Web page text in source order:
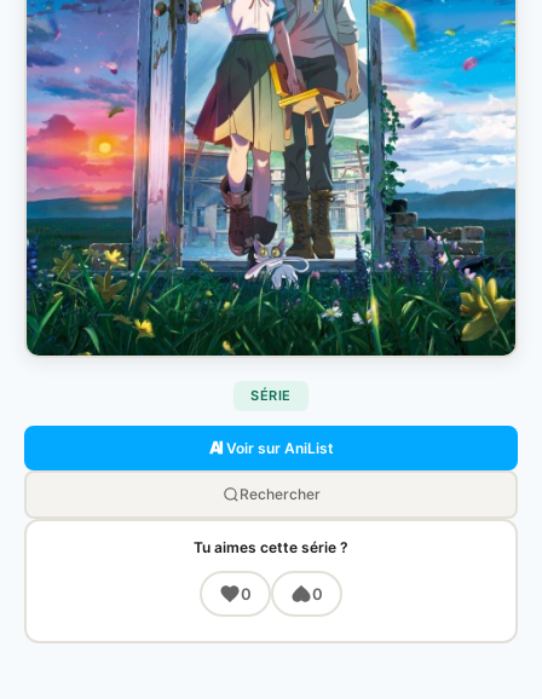
SÉRIE
Voir sur AniList
Rechercher
Tu aimes cette série ?
0 0